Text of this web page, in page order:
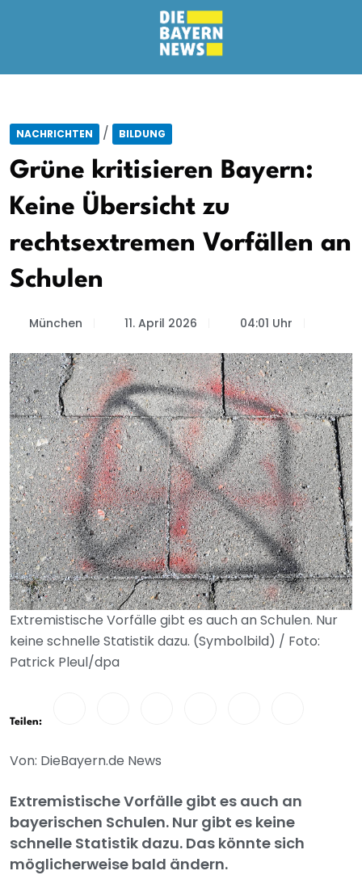
NACHRICHTEN / BILDUNG
Grüne kritisieren Bayern:
Keine Übersicht zu
rechtsextremen Vorfällen an
Schulen
München 11. April 2026 04:01 Uhr
Extremistische Vorfälle gibt es auch an Schulen. Nur
keine schnelle Statistik dazu. (Symbolbild) / Foto:
Patrick Pleul/dpa
Teilen:
Von: DieBayern.de News
Extremistische Vorfälle gibt es auch an
bayerischen Schulen. Nur gibt es keine
schnelle Statistik dazu. Das könnte sich
möglicherweise bald ändern.